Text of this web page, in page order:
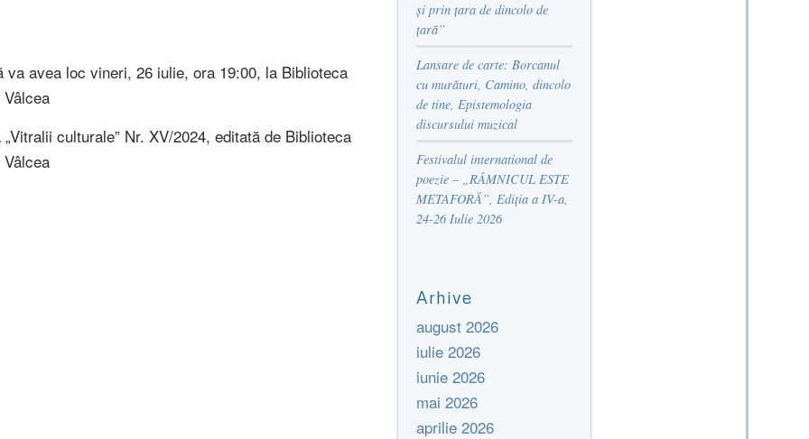
va avea loc vineri, 26 iulie, ora 19:00, la Biblioteca
culturale” Nr. XV/2024, editată de Biblioteca
și prin țara de dincolo de
țară”
Lansare de carte: Borcanul
cu murături, Camino, dincolo
de tine, Epistemologia
discursului muzical
Festivalul international de
poezie – „RÂMNICUL ESTE
METAFORĂ”, Ediția a IV-a,
24-26 Iulie 2026
Arhive
august 2026
iulie 2026
iunie 2026
mai 2026
aprilie 2026